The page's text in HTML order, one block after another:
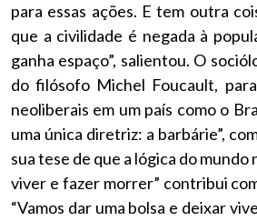
para essas ações. E tem outra
que a civilidade é negada à
ganha espaço”, salientou. O
do filósofo Michel Foucault,
neoliberais em um país como o
uma única diretriz: a barbárie”,
sua tese de que a lógica do mundo
viver e fazer morrer” contribui
“Vamos dar uma bolsa e deixar